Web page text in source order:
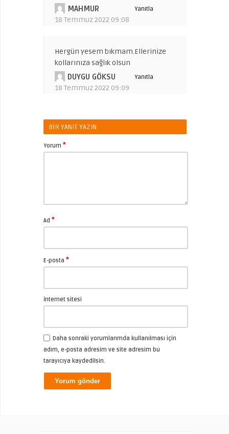
MAHMUR
18 Temmuz 2022 09:08
Yanıtla
Hergün yesem bıkmam.Ellerinize
kollarınıza sağlık olsun
DUYGU GÖKSU
18 Temmuz 2022 09:09
Yanıtla
BIR YANIT YAZIN
Yorum *
Ad *
E-posta *
İnternet sitesi
Daha sonraki yorumlarımda kullanılması için
adım, e-posta adresim ve site adresim bu
tarayıcıya kaydedilsin.